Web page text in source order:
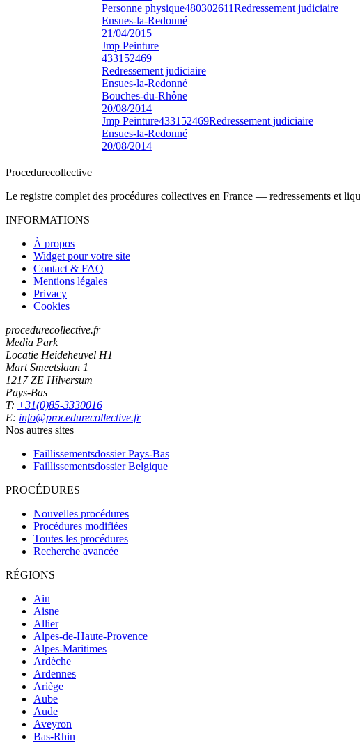
Personne physique480302611Redressement judiciaire
Ensues-la-Redonné
21/04/2015
Jmp Peinture
433152469
Redressement judiciaire
Ensues-la-Redonné
Bouches-du-Rhône
20/08/2014
Jmp Peinture433152469Redressement judiciaire
Ensues-la-Redonné
20/08/2014
Procedurecollective
Le registre complet des procédures collectives en France — redressements et
INFORMATIONS
À propos
Widget pour votre site
Contact & FAQ
Mentions légales
Privacy
Cookies
procedurecollective.fr
Media Park
Locatie Heideheuvel H1
Mart Smeetslaan 1
1217 ZE Hilversum
Pays-Bas
T: +31(0)85-3330016
E: info@procedurecollective.fr
Nos autres sites
Faillissementsdossier Pays-Bas
Faillissementsdossier Belgique
PROCÉDURES
Nouvelles procédures
Procédures modifiées
Toutes les procédures
Recherche avancée
RÉGIONS
Ain
Aisne
Allier
Alpes-de-Haute-Provence
Alpes-Maritimes
Ardèche
Ardennes
Ariège
Aube
Aude
Aveyron
Bas-Rhin